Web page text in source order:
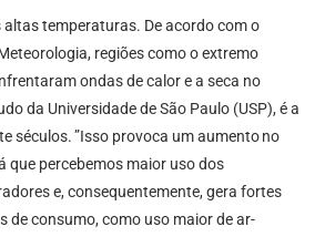
altas temperaturas. De acordo com o
regiões como o extremo
ondas de calor e a seca no
da Universidade de São Paulo (USP), é a
séculos. ”Isso provoca um aumento no
que percebemos maior uso dos
e, consequentemente, gera fortes
de consumo, como uso maior de ar-